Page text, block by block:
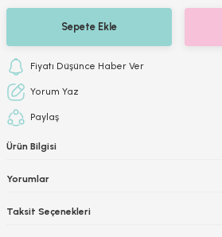
Sepete Ekle
Fiyatı Düşünce Haber Ver
Yorum Yaz
Paylaş
Ürün Bilgisi
Yorumlar
Taksit Seçenekleri